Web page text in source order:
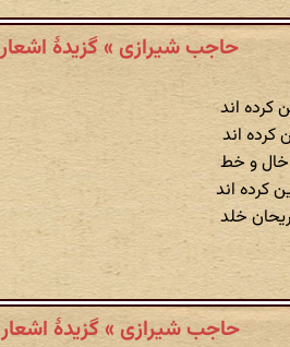
حاجب شیرازی » گزیدهٔ اشعار
کرده اند
کرده اند
و خط
کرده اند
خلد
حاجب شیرازی » گزیدهٔ اشعار